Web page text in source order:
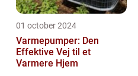
01 october 2024
Varmepumper: Den
Effektive Vej til et
Varmere Hjem